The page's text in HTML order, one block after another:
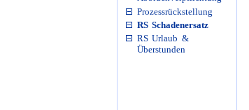
Prozessrückstellung
RS Schadenersatz
RS Urlaub &
Überstunden